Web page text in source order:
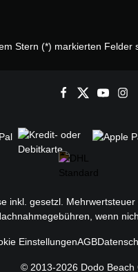
Stern (*) markierten Felder
inkl. gesetzl. Mehrwertsteuer
wenn
© 2013-2026 Dodo Beach
EinstellungenAGB